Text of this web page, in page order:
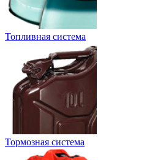
Топливная система
Тормозная система